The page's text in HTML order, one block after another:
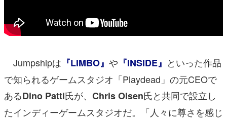
Jumpshipは 『LIMBO』 や 『INSIDE』 といった作品
で知られるゲームスタジオ「Playdead」の元CEOで
あるDino Patti氏が、 Chris Olsen氏と共同で設立し
たインディーゲームスタジオだ。「人々に尊さを感じ